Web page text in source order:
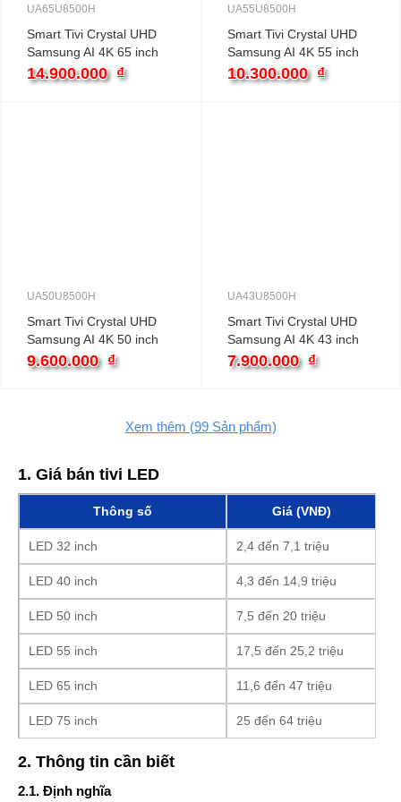
UA65U8500H
Smart Tivi Crystal UHD
Samsung AI 4K 65 inch
UA65U8500H
14.900.000 ₫
UA55U8500H
Smart Tivi Crystal UHD
Samsung AI 4K 55 inch
UA55U8500H
10.300.000 ₫
UA50U8500H
Smart Tivi Crystal UHD
Samsung AI 4K 50 inch
UA50U8500H
9.600.000 ₫
UA43U8500H
Smart Tivi Crystal UHD
Samsung AI 4K 43 inch
UA43U8500H
7.900.000 ₫
Xem thêm (99Sản phẩm)
1. Giá bán tivi LED
Thông số Giá (VNĐ)
LED 32 inch 2,4 đến 7,1 triệu
LED 40 inch 4,3 đến 14,9 triệu
LED 50 inch 7,5 đến 20 triệu
LED 55 inch 17,5 đến 25,2 triệu
LED 65 inch 11,6 đến 47 triệu
LED 75 inch 25 đến 64 triệu
2. Thông tin cần biết
2.1. Định nghĩa